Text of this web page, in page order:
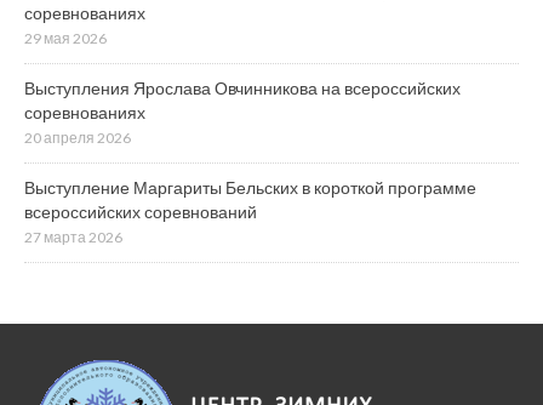
соревнованиях
29 мая 2026
Выступления Ярослава Овчинникова на всероссийских
соревнованиях
20 апреля 2026
Выступление Маргариты Бельских в короткой программе
всероссийских соревнований
27 марта 2026